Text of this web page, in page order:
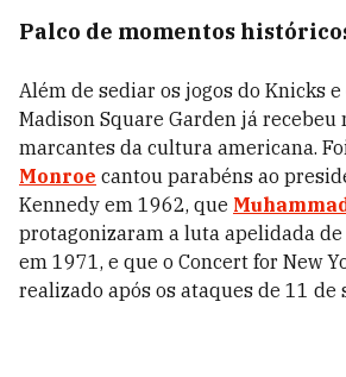
Palco de momentos
Além de sediar os jogos do Knicks e
Madison Square Garden já recebeu
marcantes da cultura americana.
Monroe cantou parabéns ao
Kennedy em 1962, que
protagonizaram a luta apelidada de
em 1971, e que o Concert for New
realizado após os ataques de 11 de